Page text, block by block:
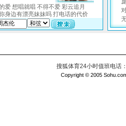
搜狐体育24小时值班电话
Copyright © 2005